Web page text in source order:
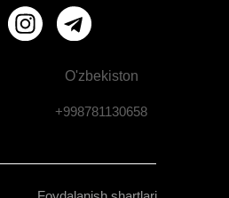
O'zbekiston
+998781130658